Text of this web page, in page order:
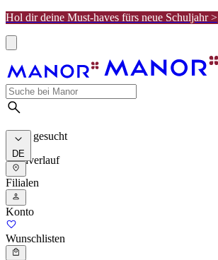
Hol dir deine Must-haves fürs neue Schuljahr >
Meist gesucht
Suchverlauf
DE
Filialen
Konto
Wunschlisten